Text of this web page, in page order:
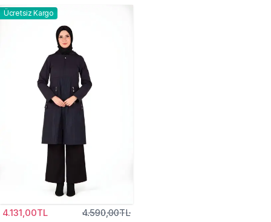
Ücretsiz Kargo
4.131,00TL 4.590,00TL